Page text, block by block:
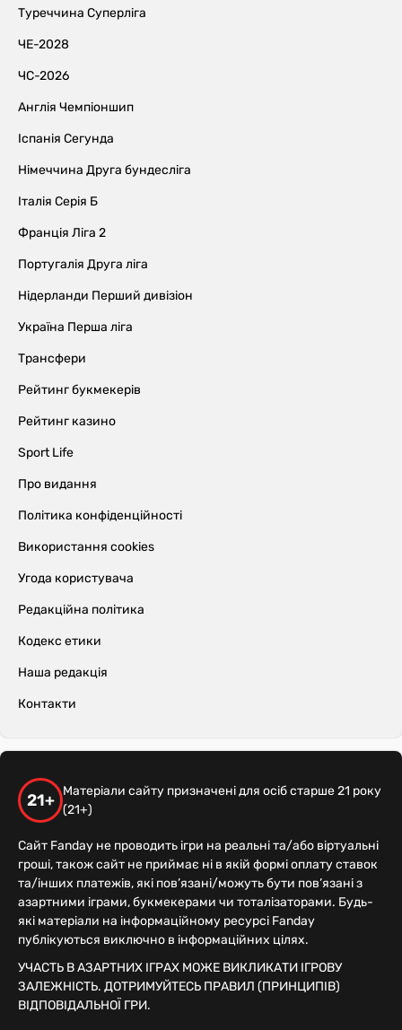
Туреччина Суперліга
ЧЕ-2028
ЧС-2026
Англія Чемпіоншип
Іспанія Сегунда
Німеччина Друга бундесліга
Італія Серія Б
Франція Ліга 2
Португалія Друга ліга
Нідерланди Перший дивізіон
Україна Перша ліга
Трансфери
Рейтинг букмекерів
Рейтинг казино
Sport Life
Про видання
Політика конфіденційності
Використання cookies
Угода користувача
Редакційна політика
Кодекс етики
Наша редакція
Контакти
21+
Матеріали сайту призначені для осіб старше 21 року
(21+)
Сайт Fanday не проводить ігри на реальні та/або віртуальні
гроші, також сайт не приймає ні в якій формі оплату ставок
та/інших платежів, які пов’язані/можуть бути пов’язані з
азартними іграми, букмекерами чи тоталізаторами. Будь-
які матеріали на інформаційному ресурсі Fanday
публікуються виключно в інформаційних цілях.
УЧАСТЬ В АЗАРТНИХ ІГРАХ МОЖЕ ВИКЛИКАТИ ІГРОВУ
ЗАЛЕЖНІСТЬ. ДОТРИМУЙТЕСЬ ПРАВИЛ (ПРИНЦИПІВ)
ВІДПОВІДАЛЬНОЇ ГРИ.